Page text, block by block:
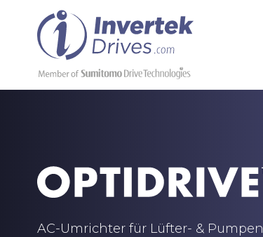
AC-Umrichter für Lüfter- &